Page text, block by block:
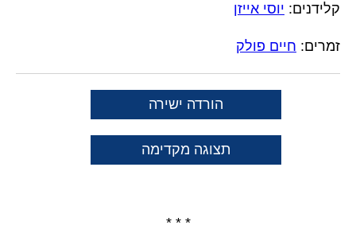
קלידנים: יוסי אייזן
זמרים: חיים פולק
הורדה ישירה
תצוגה מקדימה
* * *